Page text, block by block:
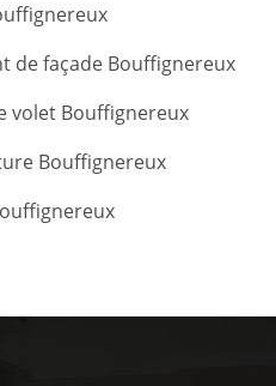
de façade Bouffignereux
volet Bouffignereux
Bouffignereux